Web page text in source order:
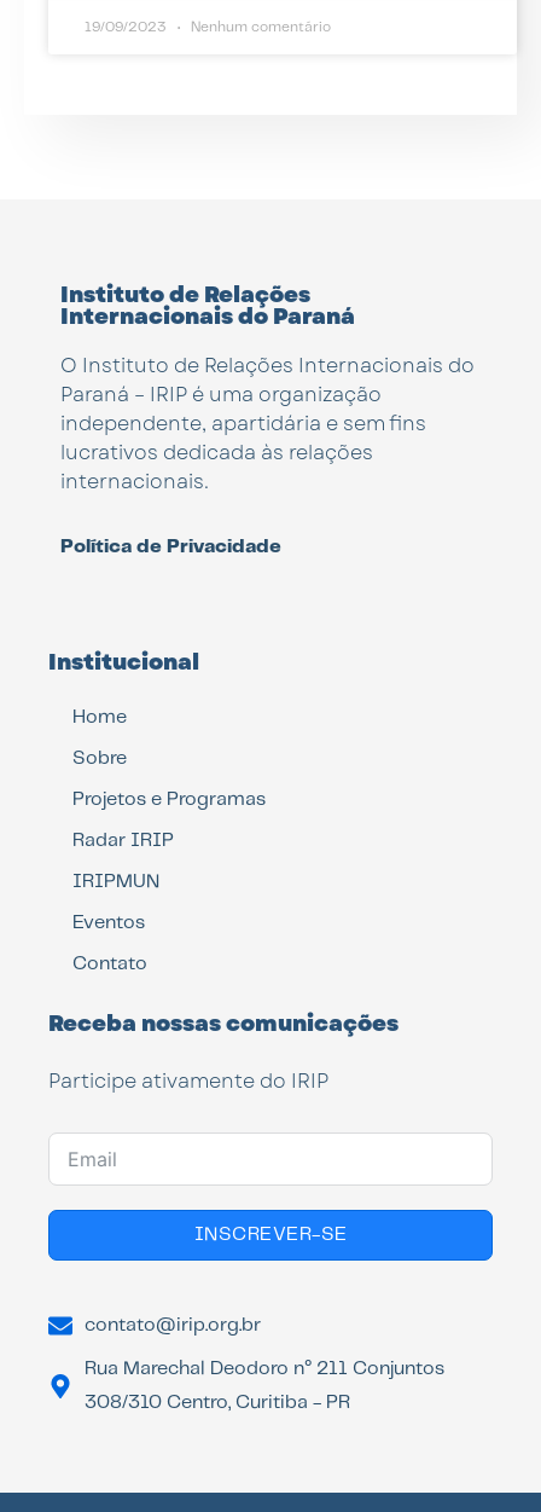
19/09/2023 Nenhum comentário
Instituto de Relações
Internacionais do Paraná
O Instituto de Relações Internacionais do
Paraná – IRIP é uma organização
independente, apartidária e sem fins
lucrativos dedicada às relações
internacionais.
Política de Privacidade
Institucional
Home
Sobre
Projetos e Programas
Radar IRIP
IRIPMUN
Eventos
Contato
Receba nossas comunicações
Participe ativamente do IRIP
INSCREVER-SE
contato@irip.org.br
Rua Marechal Deodoro n° 211 Conjuntos
308/310 Centro, Curitiba - PR